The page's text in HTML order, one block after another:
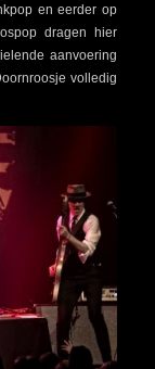
en eerder op
dragen hier
aanvoering
volledig